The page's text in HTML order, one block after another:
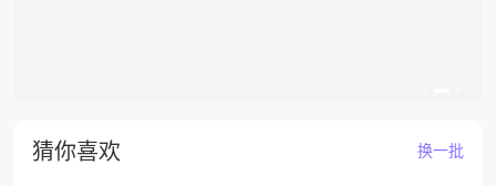
猜你喜欢 换一批